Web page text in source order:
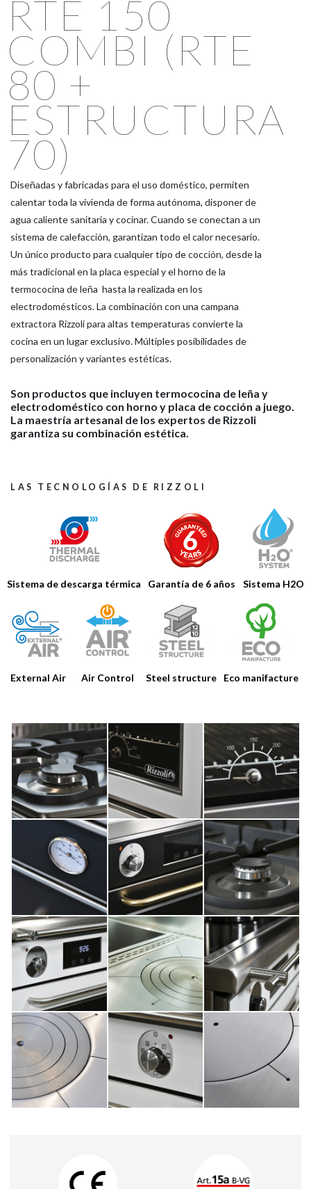
EMPRESA
PRODUCTOS
HERRAMIENTAS
NOTICIAS
MEDIA
CONTACTOS
RTE 150
COMBI (RTE
80 +
ESTRUCTURA
70)
Diseñadas y fabricadas para el uso doméstico, permiten
calentar toda la vivienda de forma autónoma, disponer de
agua caliente sanitaria y cocinar. Cuando se conectan a un
sistema de calefacción, garantizan todo el calor necesario.
Un único producto para cualquier tipo de cocción, desde la
más tradicional en la placa especial y el horno de la
termococina de leña hasta la realizada en los
electrodomésticos. La combinación con una campana
extractora Rizzoli para altas temperaturas convierte la
cocina en un lugar exclusivo. Múltiples posibilidades de
personalización y variantes estéticas.
Son productos que incluyen termococina de leña y
electrodoméstico con horno y placa de cocción a juego.
La maestría artesanal de los expertos de Rizzoli
garantiza su combinación estética.
LAS TECNOLOGÍAS DE RIZZOLI
Sistema de descarga térmica Garantía de 6 años Sistema H2O
External Air Air Control Steel structure Eco manifacture